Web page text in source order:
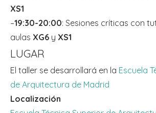
XS1
–19:30-20:00: Sesiones críticas con
aulas XG6 y XS1
LUGAR
El taller se desarrollará en la Escuela
de Arquitectura de Madrid
Localización